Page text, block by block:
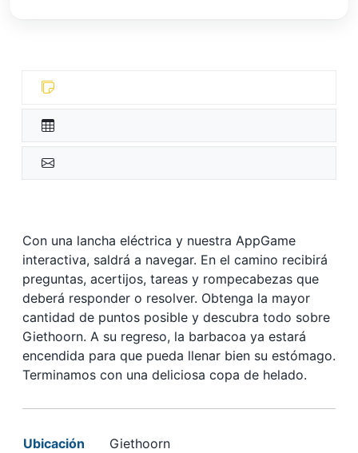
Con una lancha eléctrica y nuestra AppGame
interactiva, saldrá a navegar. En el camino recibirá
preguntas, acertijos, tareas y rompecabezas que
deberá responder o resolver. Obtenga la mayor
cantidad de puntos posible y descubra todo sobre
Giethoorn. A su regreso, la barbacoa ya estará
encendida para que pueda llenar bien su estómago.
Terminamos con una deliciosa copa de helado.
Ubicación Giethoorn